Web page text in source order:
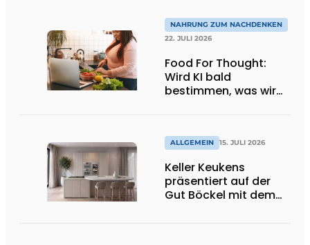
NAHRUNG ZUM NACHDENKEN
22. JULI 2026
Food For Thought:
Wird KI bald
bestimmen, was wir
dich!
ALLGEMEIN 15. JULI 2026
Keller Keukens
präsentiert auf der
Gut Böckel mit dem